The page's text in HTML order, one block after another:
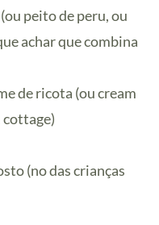
peito de peru, ou
achar que combina
de ricota (ou cream
cottage)
(no das crianças